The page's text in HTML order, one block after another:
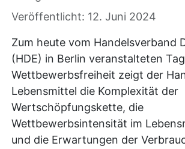
Veröffentlicht: 12. Juni 2024
Zum heute vom Handelsverband
(HDE) in Berlin veranstalteten
Wettbewerbsfreiheit zeigt der
Lebensmittel die Komplexität der
Wertschöpfungskette, die
Wettbewerbsintensität im
und die Erwartungen der